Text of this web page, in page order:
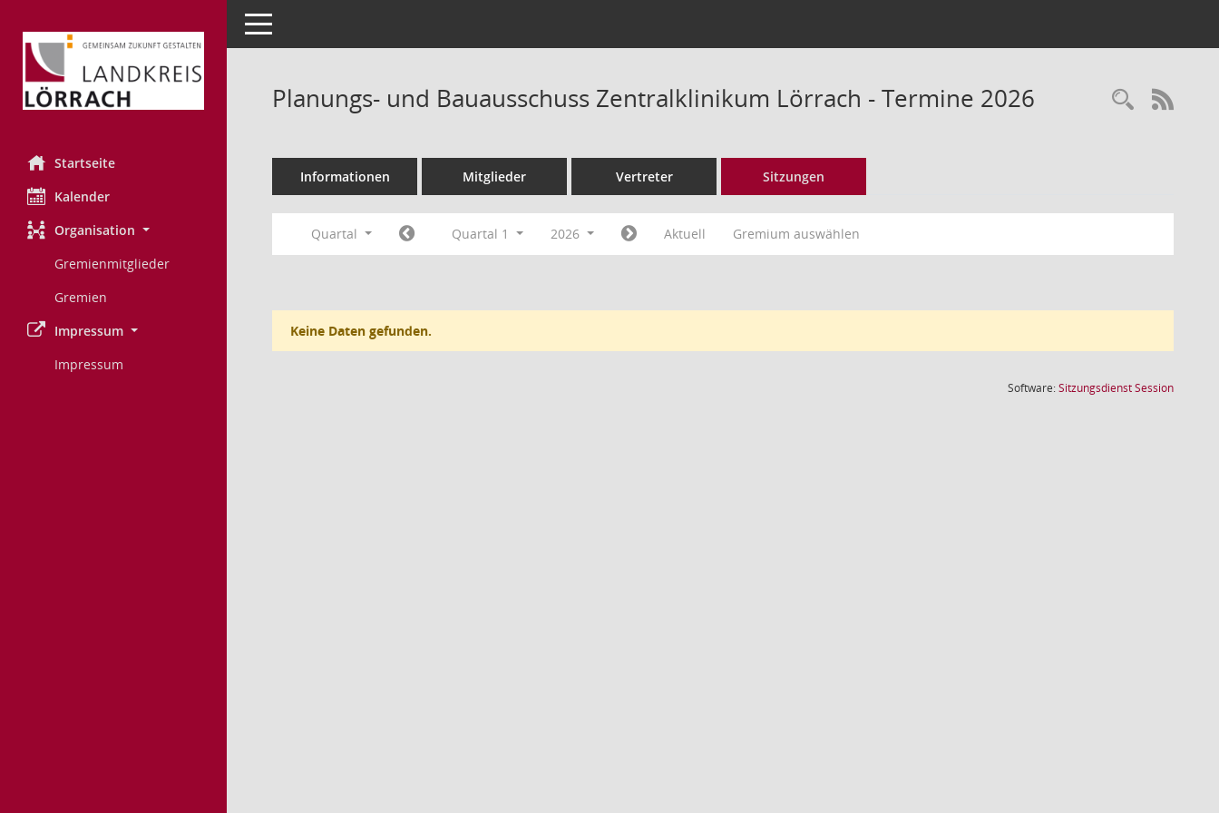
Startseite
Kalender
Organisation
Gremienmitglieder
Gremien
Impressum
Impressum
Toggle navigation
Planungs- und Bauausschuss Zentralklinikum Lörrach - Termine 2026
Informationen Mitglieder Vertreter Sitzungen
Quartal Quartal 1 2026 Aktuell Gremium auswählen
Keine Daten gefunden.
Software:SitzungsdienstSession(Wird in